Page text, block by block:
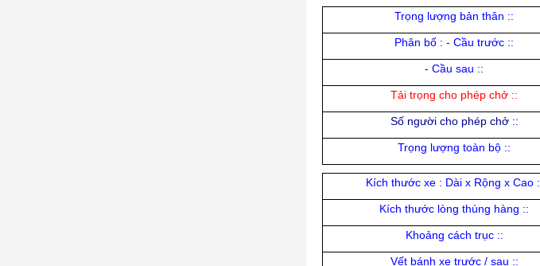
Trọng lượng bản thân ::
Phân bố : - Cầu trước ::
- Cầu sau ::
Tải trọng cho phép chở ::
Số người cho phép chở ::
Trọng lượng toàn bộ ::
Kích thước xe : Dài x Rộng x Cao :
Kích thước lòng thùng hàng ::
Khoảng cách trục ::
Vết bánh xe trước / sau ::